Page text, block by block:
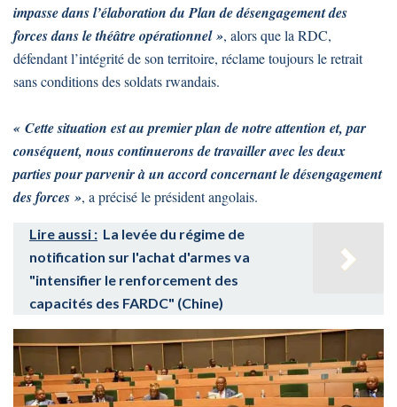
impasse dans l’élaboration du Plan de désengagement des
forces dans le théâtre opérationnel », alors que la RDC,
défendant l’intégrité de son territoire, réclame toujours le retrait
sans conditions des soldats rwandais.
« Cette situation est au premier plan de notre attention et, par
conséquent, nous continuerons de travailler avec les deux
parties pour parvenir à un accord concernant le désengagement
des forces », a précisé le président angolais.
Lire aussi : La levée du régime de
notification sur l'achat d'armes va
"intensifier le renforcement des
capacités des FARDC" (Chine)